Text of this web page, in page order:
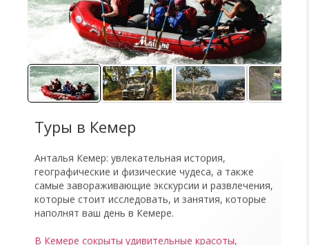
Туры в Кемер
Анталья Кемер: увлекательная история,
географические и физические чудеса, а также
самые завораживающие экскурсии и развлечения,
которые стоит исследовать, и занятия, которые
наполнят ваш день в Кемере.
В Кемере сокрыты удивительные красоты,